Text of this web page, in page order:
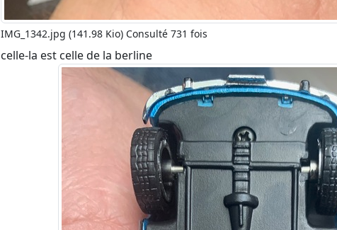
IMG_1342.jpg (141.98 Kio) Consulté 731 fois
celle-la est celle de la berline